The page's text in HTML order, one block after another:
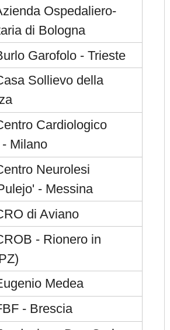
Ospedaliero-
di Bologna
Garofolo - Trieste
Sollievo della
Cardiologico
Milano
Neurolesi
- Messina
di Aviano
- Rionero in
Medea
- Brescia